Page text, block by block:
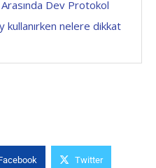
Dev Protokol
kullanırken nelere dikkat
Twitter